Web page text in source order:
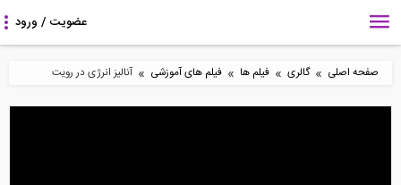
صفحه اصلی » گالری » فیلم ها » فیلم های آموزشی » آنالیز انرژی در رویت